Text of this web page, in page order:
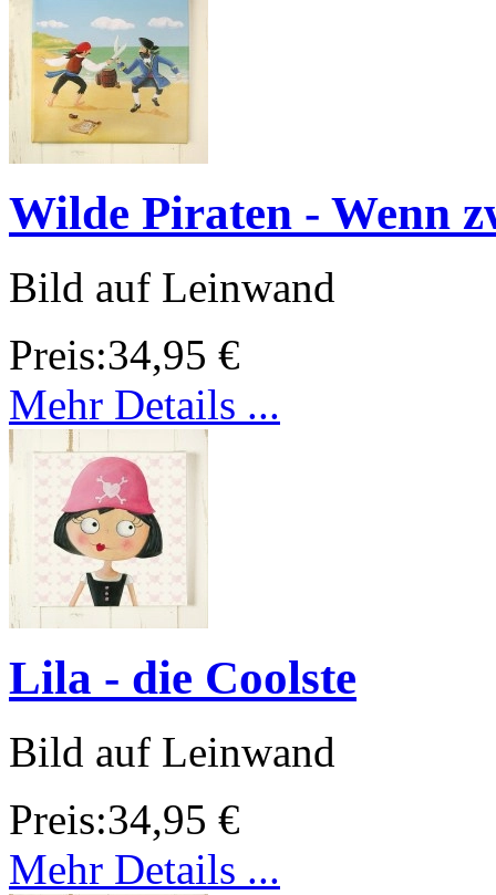
Wilde Piraten - Wenn
Bild auf Leinwand
Preis:34,95 €
Mehr Details ...
Lila - die Coolste
Bild auf Leinwand
Preis:34,95 €
Mehr Details ...